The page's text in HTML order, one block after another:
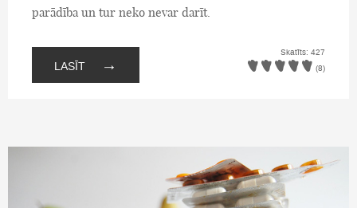
parādība un tur neko nevar darīt.
LASĪT →
Skatīts: 427
(8)